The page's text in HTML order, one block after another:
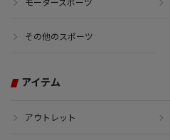
その他のスポーツ
アイテム
アウトレット